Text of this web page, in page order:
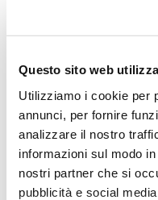
Questo sito web
Utilizziamo i cookie per
annunci, per fornire
analizzare il nostro
informazioni sul modo
nostri partner che si
pubblicità e social